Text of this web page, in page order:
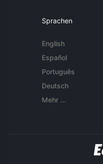
Sprachen
English
Español
Português
Deutsch
Mehr ...